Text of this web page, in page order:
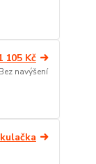
105 Kč
Bez navýšení